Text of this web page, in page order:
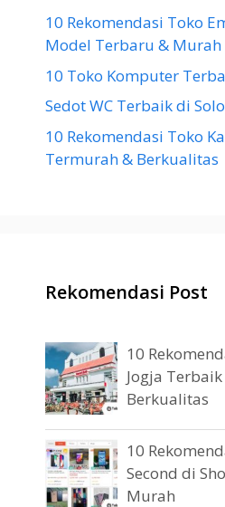
10 Rekomendasi Toko
Model Terbaru & Murah
10 Toko Komputer
Sedot WC Terbaik di
10 Rekomendasi Toko
Termurah & Berkualitas
Rekomendasi Post
10
Jogja
Berkualitas
10
Second di
Murah